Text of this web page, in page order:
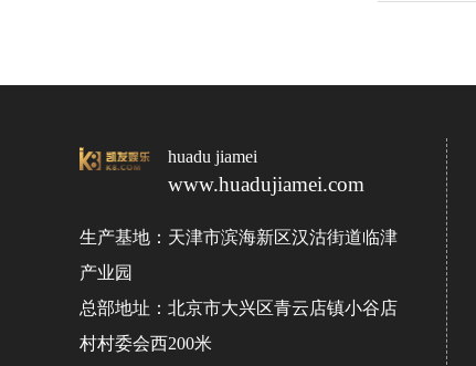
huadu jiamei
www.huadujiamei.com
生产基地：天津市滨海新区汉沽街道临津
产业园
总部地址：北京市大兴区青云店镇小谷店
村村委会西200米